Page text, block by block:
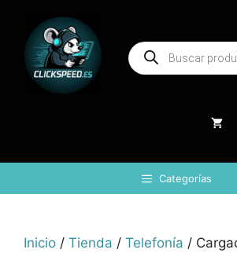
contenido
Búsqueda
de
productos
Categorías
Inicio / Tienda / Telefonía /